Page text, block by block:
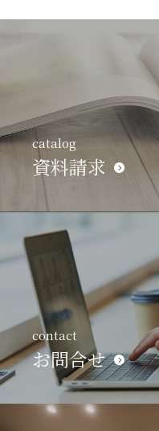
catalog
資料請求
contact
お問合せ